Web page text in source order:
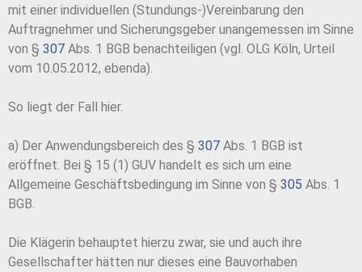
mit einer individuellen (Stundungs-)Vereinbarung den
Auftragnehmer und Sicherungsgeber unangemessen im Sinne
von § 307 Abs. 1 BGB benachteiligen (vgl. OLG Köln, Urteil
vom 10.05.2012, ebenda).
So liegt der Fall hier.
a) Der Anwendungsbereich des § 307 Abs. 1 BGB ist
eröffnet. Bei § 15 (1) GUV handelt es sich um eine
Allgemeine Geschäftsbedingung im Sinne von § 305 Abs. 1
BGB.
Die Klägerin behauptet hierzu zwar, sie und auch ihre
Gesellschafter hätten nur dieses eine Bauvorhaben